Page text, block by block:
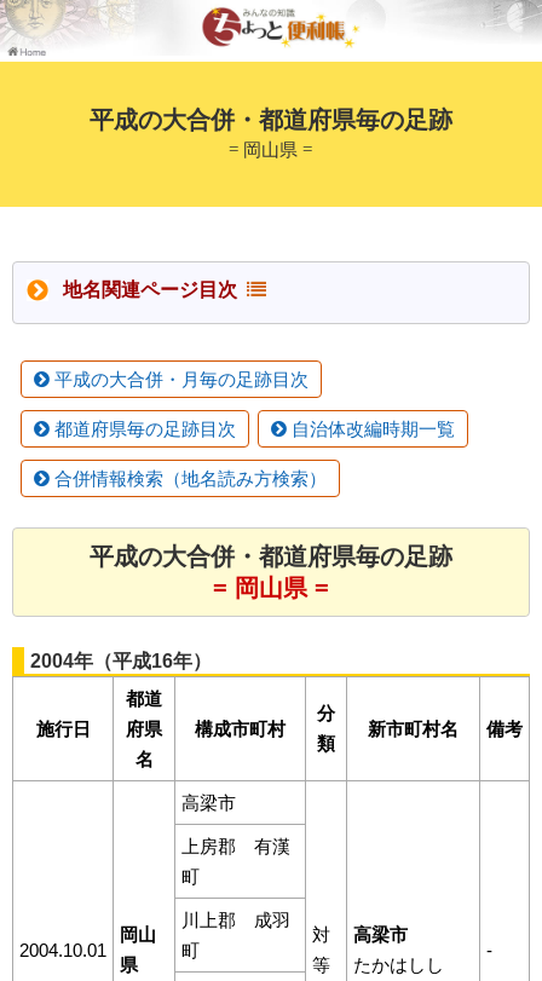
平成の大合併・都道府県毎の足跡
= 岡山県 =
地名関連ページ目次
平成の大合併・月毎の足跡目次
都道府県毎の足跡目次 自治体改編時期一覧
合併情報検索（地名読み方検索）
平成の大合併・都道府県毎の足跡
= 岡山県 =
2004年（平成16年）
施行日
都道
府県
名
構成市町村
分
類
新市町村名 備考
2004.10.01
岡山
県
高梁市
対
等
高梁市
たかはしし
-
上房郡 有漢
町
川上郡 成羽
町